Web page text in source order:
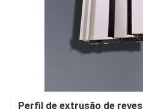
Perfil de extrusão de